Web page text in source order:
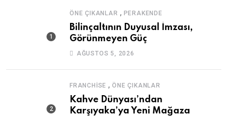
ÖNE ÇIKANLAR , PERAKENDE
Bilinçaltının Duyusal İmzası,
Görünmeyen Güç
AĞUSTOS 5, 2026
FRANCHISE ,ÖNE ÇIKANLAR
Kahve Dünyası’ndan
Karşıyaka’ya Yeni Mağaza